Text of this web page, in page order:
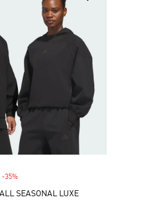
-35%Discount
SEASONAL LUXE